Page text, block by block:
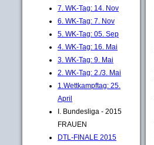
7. WK-Tag: 14. Nov
6. WK-Tag: 7. Nov
5. WK-Tag: 05. Sep
4. WK-Tag: 16. Mai
3. WK-Tag: 9. Mai
2. WK-Tag: 2./3. Mai
1.Wettkampftag: 25.
April
I. Bundesliga - 2015
FRAUEN
DTL-FINALE 2015